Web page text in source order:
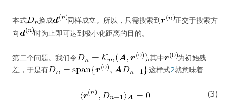
本式 换成 同样成立。所以，只需搜索到
正交于搜索方
向
时为止即可达到极小化距离的目的。
第二个问题。我们令 ,其中
为初始残
差，于是有
.这样式2就意味着
(3)